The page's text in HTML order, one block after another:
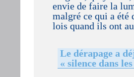
envie de faire la
malgré ce qui a été
lois quand ils ont
Le dérapage a
« silence dans